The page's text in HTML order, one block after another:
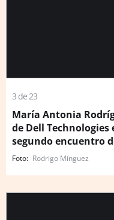
3 de 23
María Antonia
de Dell
segundo encuentro
Rodrigo Mínguez